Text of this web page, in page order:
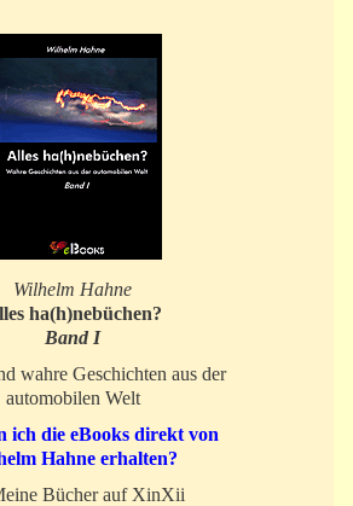
Wilhelm Hahne
ha(h)nebüchen?
Band I
wahre Geschichten aus der
automobilen Welt
ich die eBooks direkt von
Hahne erhalten?